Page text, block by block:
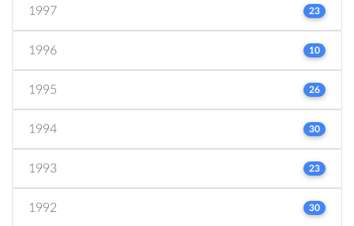
1997 23
1996 10
1995 26
1994 30
1993 23
1992 30